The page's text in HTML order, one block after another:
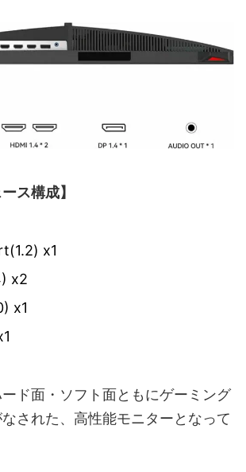
ス構成】
x1
x2
x1
ド面・ソフト面ともにゲーミング
された、高性能モニターとなって